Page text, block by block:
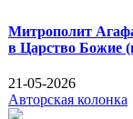
Митрополит
в Царство Божие
21-05-2026
Авторская колонка